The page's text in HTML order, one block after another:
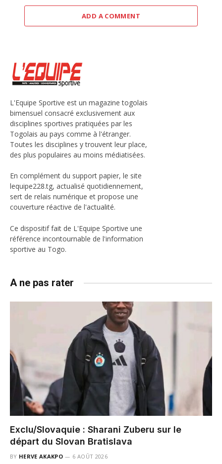
ADD A COMMENT
L'Equipe Sportive est un magazine togolais
bimensuel consacré exclusivement aux
disciplines sportives pratiquées par les
Togolais au pays comme à l'étranger.
Toutes les disciplines y trouvent leur place,
des plus populaires au moins médiatisées.
En complément du support papier, le site
lequipe228.tg, actualisé quotidiennement,
sert de relais numérique et propose une
couverture réactive de l'actualité.
Ce dispositif fait de L'Equipe Sportive une
référence incontournable de l'information
sportive au Togo.
A ne pas rater
Exclu/Slovaquie : Sharani Zuberu sur le
départ du Slovan Bratislava
BY HERVE AKAKPO 6 AOÛT 2026